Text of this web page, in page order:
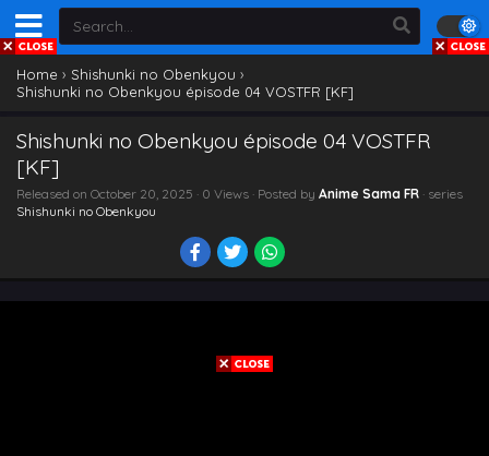
Home › Shishunki no Obenkyou ›
Shishunki no Obenkyou épisode 04 VOSTFR [KF]
Shishunki no Obenkyou épisode 04 VOSTFR
[KF]
Released on October 20, 2025 · 0 Views · Posted by Anime Sama FR · series
Shishunki no Obenkyou